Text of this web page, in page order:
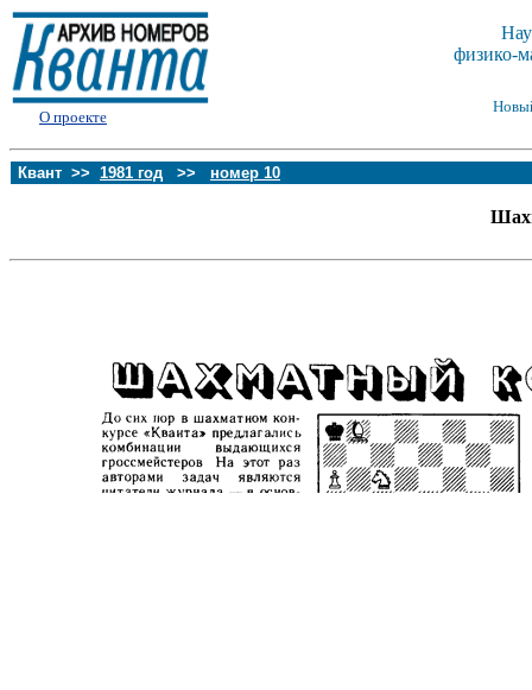
О проекте
физико-
Квант >> 1981 год >> номер 10